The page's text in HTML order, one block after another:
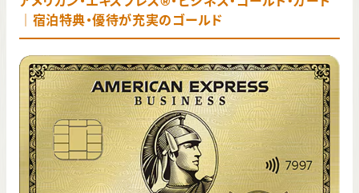
｜宿泊特典・優待が充実のゴールド